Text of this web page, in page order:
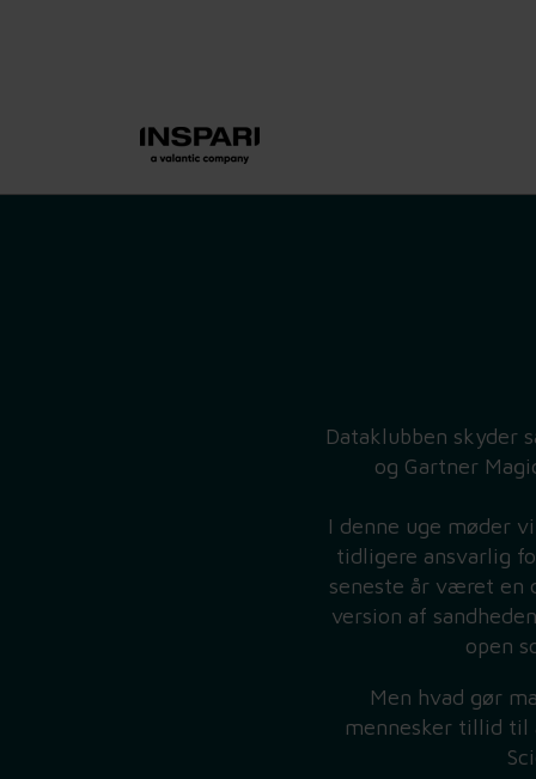
Dataklubben skyder
og Gartner
I denne uge møder
tidligere ansvarlig
seneste år været en
version af
open
Men hvad gør
mennesker tillid til